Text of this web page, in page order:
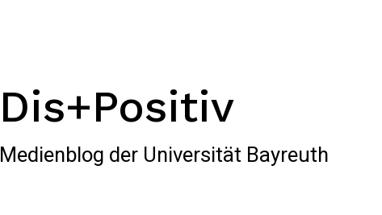
Dis+Positiv
Medienblog der Universität Bayreuth